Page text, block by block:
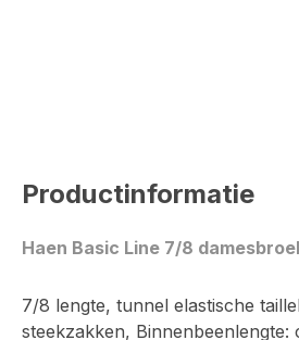
Productinformatie
Haen Basic Line 7/8
7/8 lengte, tunnel elastische
steekzakken, Binnenbeenlengte: